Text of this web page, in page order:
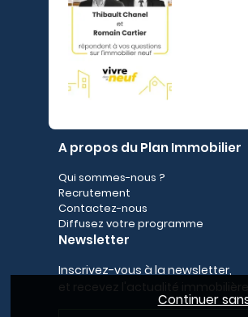
A propos du Plan Immobilier
Qui sommes-nous ?
Recrutement
Contactez-nous
Diffusez votre programme
Newsletter
Inscrivez-vous à la newsletter,
Continuer